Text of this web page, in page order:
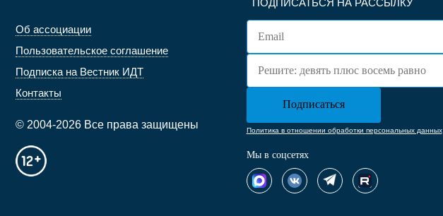
Об ассоциации
Пользовательское соглашение
Подписка на Вестник ИДТ
Контакты
© 2004-2026 Все права защищены
ПОДПИСАТЬСЯ НА РАССЫЛКУ
Политика в отношении обработки персональных данных
Мы в соцсетях